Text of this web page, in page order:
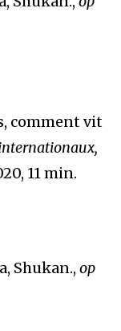
comment vit
11 min.
Shukan., op